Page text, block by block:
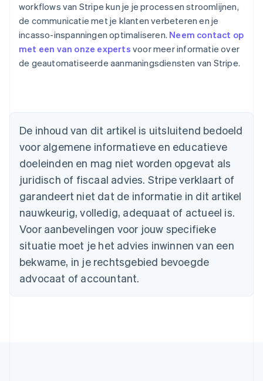
workflows van Stripe kun je je processen stroomlijnen,
de communicatie met je klanten verbeteren en je
incasso-inspanningen optimaliseren. Neem contact op
met een van onze experts voor meer informatie over
de geautomatiseerde aanmaningsdiensten van Stripe.
De inhoud van dit artikel is uitsluitend bedoeld
voor algemene informatieve en educatieve
doeleinden en mag niet worden opgevat als
juridisch of fiscaal advies. Stripe verklaart of
garandeert niet dat de informatie in dit artikel
nauwkeurig, volledig, adequaat of actueel is.
Voor aanbevelingen voor jouw specifieke
situatie moet je het advies inwinnen van een
bekwame, in je rechtsgebied bevoegde
advocaat of accountant.
België
Brazilië
PortuguêsEnglish
Bulgarije
English
Canada
English Français
Cyprus
English
Denemarken
Duitsland
DeutschEnglish
Estland
English
Finland